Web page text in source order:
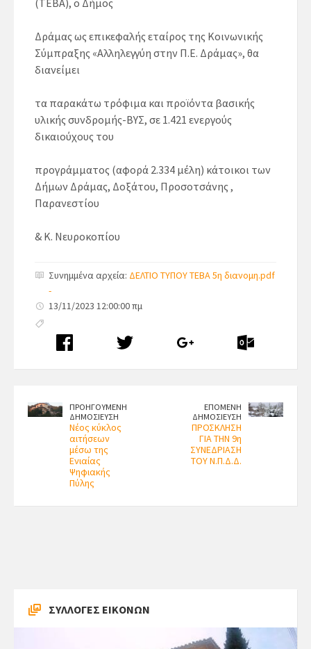
(ΤΕΒΑ), ο Δήμος
Δράμας ως επικεφαλής εταίρος της Κοινωνικής
Σύμπραξης «Αλληλεγγύη στην Π.Ε. Δράμας», θα
διανείμει
τα παρακάτω τρόφιμα και προϊόντα βασικής
υλικής συνδρομής-ΒΥΣ, σε 1.421 ενεργούς
δικαιούχους του
προγράμματος (αφορά 2.334 μέλη) κάτοικοι των
Δήμων Δράμας, Δοξάτου, Προσοτσάνης ,
Παρανεστίου
& Κ. Νευροκοπίου
Συνημμένα αρχεία: ΔΕΛΤΙΟ ΤΥΠΟΥ ΤΕΒΑ 5η διανομη.pdf
-
13/11/2023 12:00:00 πμ
ΠΡΟΗΓΟΥΜΕΝΗ
ΔΗΜΟΣΙΕΥΣΗ
Νέος κύκλος
αιτήσεων
μέσω της
Ενιαίας
Ψηφιακής
Πύλης
ΕΠΟΜΕΝΗ
ΔΗΜΟΣΙΕΥΣΗ
ΠΡΟΣΚΛΗΣΗ
ΓΙΑ ΤΗΝ 9η
ΣΥΝΕΔΡΙΑΣΗ
ΤΟΥ Ν.Π.Δ.Δ.
ΣΥΛΛΟΓΕΣ ΕΙΚΟΝΩΝ